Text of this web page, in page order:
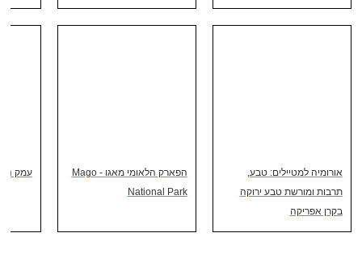
אורומיה למטיילים: טבע,
תרבות ומורשת טבע ירוקה
בקרן אפריקה
הפארק הלאומי מאגו - Mago
National Park
עמק